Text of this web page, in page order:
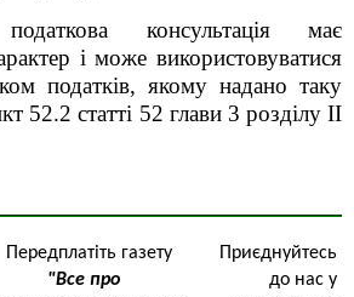
податкова консультація має
і може використовуватися
податків, якому надано таку
52.2 статті 52 глави 3 розділу ІІ
Передплатіть газету
"Все про
Приєднуйтесь
до нас у